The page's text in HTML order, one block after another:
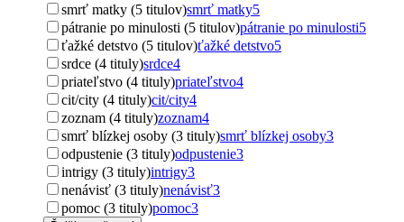
smrť matky (5 titulov)smrť matky5
pátranie po minulosti (5 titulov)pátranie po minulosti5
ťažké detstvo (5 titulov)ťažké detstvo5
srdce (4 tituly)srdce4
priateľstvo (4 tituly)priateľstvo4
cit/city (4 tituly)cit/city4
zoznam (4 tituly)zoznam4
smrť blízkej osoby (3 tituly)smrť blízkej osoby3
odpustenie (3 tituly)odpustenie3
intrigy (3 tituly)intrigy3
nenávisť (3 tituly)nenávisť3
pomoc (3 tituly)pomoc3